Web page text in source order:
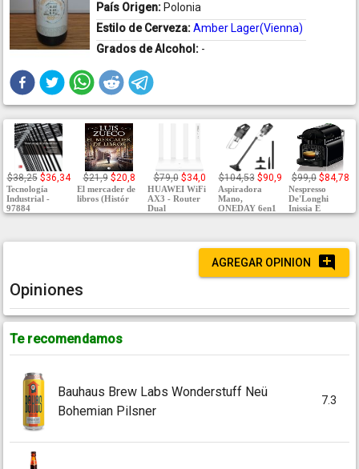
País Origen: Polonia
Estilo de Cerveza:Amber Lager(Vienna)
Grados de Alcohol: -
$38,25 $36,34
Tecnología
Industrial -
97884
$21,9 $20,8
El mercader de
libros (Histór
$79,0 $34,0
HUAWEI WiFi
AX3 - Router
Dual
$104,53 $90,9
Aspiradora
Mano,
ONEDAY 6en1
$99,0 $84,78
Nespresso
De'Longhi
Inissia E
AGREGAR OPINION
Opiniones
Te recomendamos
Bauhaus Brew Labs Wonderstuff Neü
Bohemian Pilsner
7.3